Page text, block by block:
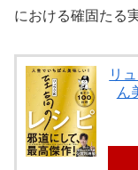
における確固たる
リ
ん